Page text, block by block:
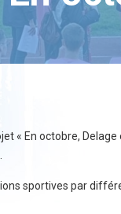
« En octobre, Delage
sportives par